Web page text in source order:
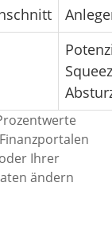
Ihrer
ändern